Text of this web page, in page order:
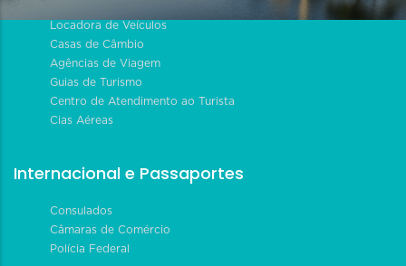
Locadora de Veículos
Casas de Câmbio
Agências de Viagem
Guias de Turismo
Centro de Atendimento ao Turista
Cias Aéreas
Internacional e Passaportes
Consulados
Câmaras de Comércio
Polícia Federal